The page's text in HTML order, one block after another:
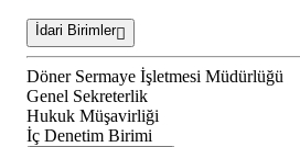
İdari Birimler
Döner Sermaye İşletmesi Müdürlüğü
Genel Sekreterlik
Hukuk Müşavirliği
İç Denetim Birimi